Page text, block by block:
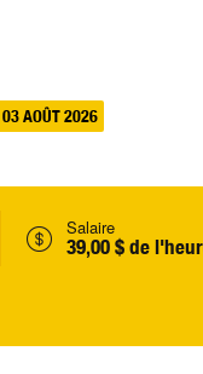
AOÛT 2026
Salaire
39,00 $ de